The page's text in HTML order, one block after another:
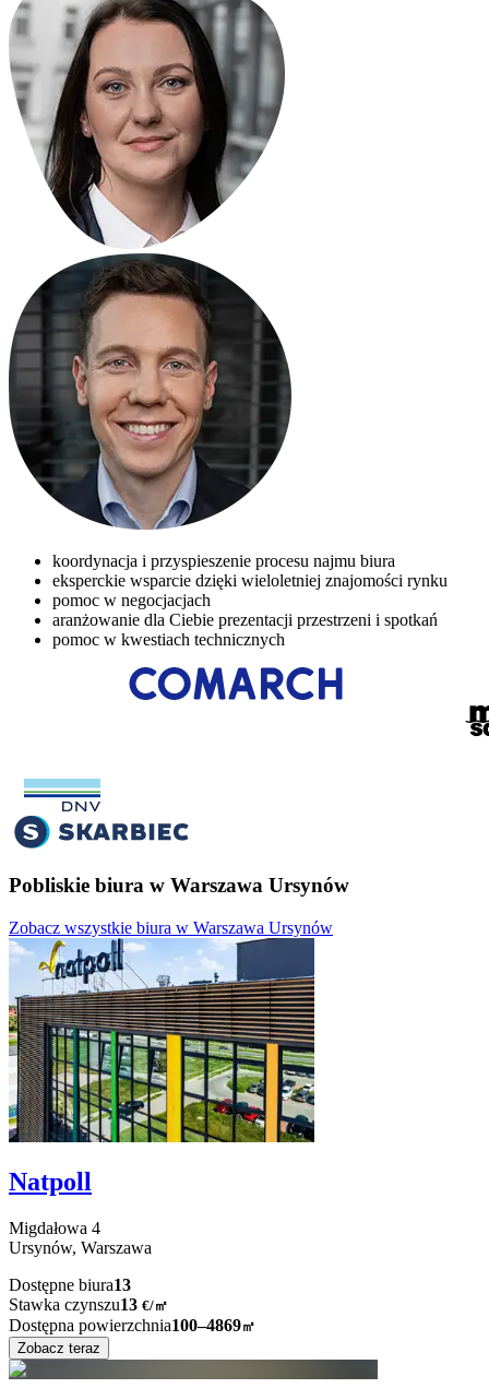
koordynacja i przyspieszenie procesu najmu biura
eksperckie wsparcie dzięki wieloletniej znajomości rynku
pomoc w negocjacjach
aranżowanie dla Ciebie prezentacji przestrzeni i spotkań
pomoc w kwestiach technicznych
Pobliskie biura w Warszawa Ursynów
Zobacz wszystkie biura w Warszawa Ursynów
Natpoll
Migdałowa 4
Ursynów, Warszawa
Dostępne biura13
Stawka czynszu13 €/㎡
Dostępna powierzchnia100–4869㎡
Zobacz teraz